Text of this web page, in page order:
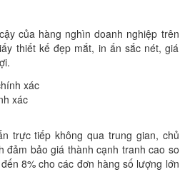
của hàng nghìn doanh nghiệp trên
thiết kế đẹp mắt, in ấn sắc nét, giá
xác
trực tiếp không qua trung gian, chủ
đảm bảo giá thành cạnh tranh cao so
8% cho các đơn hàng số lượng lớn